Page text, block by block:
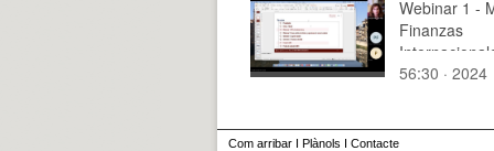
Webinar 1 -
Finanzas
56:30 · 2024
Com arribar I Plànols I Contacte